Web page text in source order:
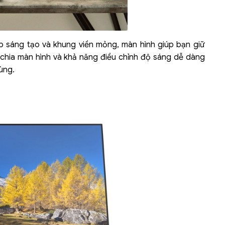
tạo và khung viền mỏng, màn hình giúp bạn giữ
màn hình và khả năng điều chỉnh độ sáng dễ dàng